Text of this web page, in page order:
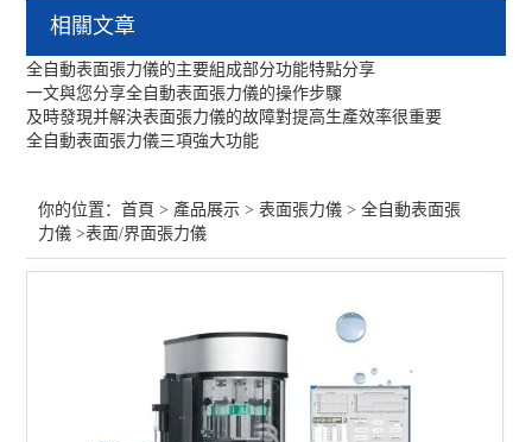
表面張力儀
手動型表面張力儀
全自動表面張力儀
標準型界面張力儀
研究型界面張力儀
查看全部 >>
相關文章
全自動表面張力儀的主要組成部分功能特點分享
一文與您分享全自動表面張力儀的操作步驟
及時發現并解決表面張力儀的故障對提高生產效率很重要
全自動表面張力儀三項強大功能
你的位置：首頁 > 產品展示 >表面張力儀 >全自動表面張
力儀 >表面/界面張力儀